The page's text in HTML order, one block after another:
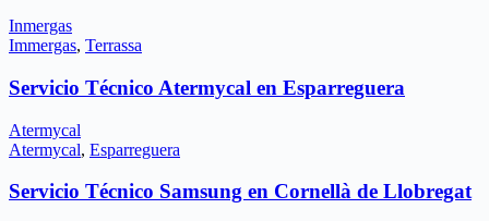
Inmergas
Immergas, Terrassa
Servicio Técnico Atermycal en Esparreguera
Atermycal
Atermycal, Esparreguera
Servicio Técnico Samsung en Cornellà de Llobregat